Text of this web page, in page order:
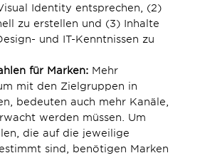
Identity entsprechen, (2)
zu erstellen und (3) Inhalte
und IT-Kenntnissen zu
für Marken: Mehr
mit den Zielgruppen in
bedeuten auch mehr Kanäle,
werden müssen. Um
die auf die jeweilige
sind, benötigen Marken